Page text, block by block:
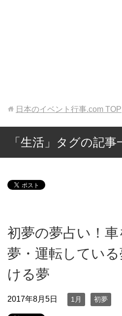
日本のイベント行事.com TOP
「生活」タグの記事
初夢の夢占い！
夢・運転してい
ける夢
2017年8月5日 1月 初夢